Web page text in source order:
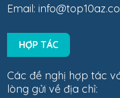
Email:
HỢP TÁC
Các đề nghị hợp tác
lòng gửi về địa chỉ: